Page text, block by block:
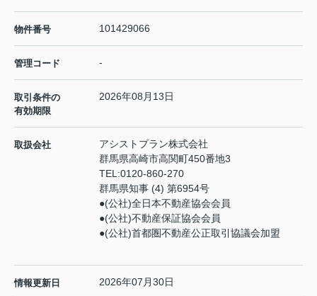
物件番号 101429066
管理コード -
取引条件の
有効期限
2026年08月13日
取扱会社
アシストプラン株式会社
群馬県高崎市高関町450番地3
TEL:0120-860-270
群馬県知事 (4) 第6954号
●(公社)全日本不動産協会会員
●(公社)不動産保証協会会員
●(公社)首都圏不動産公正取引協議会加盟
情報更新日 2026年07月30日